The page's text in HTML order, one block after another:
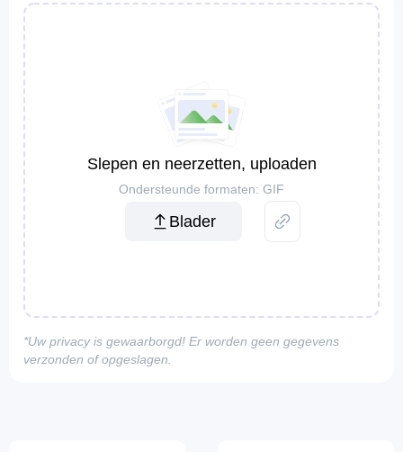
Slepen en neerzetten, uploaden
Ondersteunde formaten: GIF
Blader
*Uw privacy is gewaarborgd! Er worden geen gegevens
verzonden of opgeslagen.